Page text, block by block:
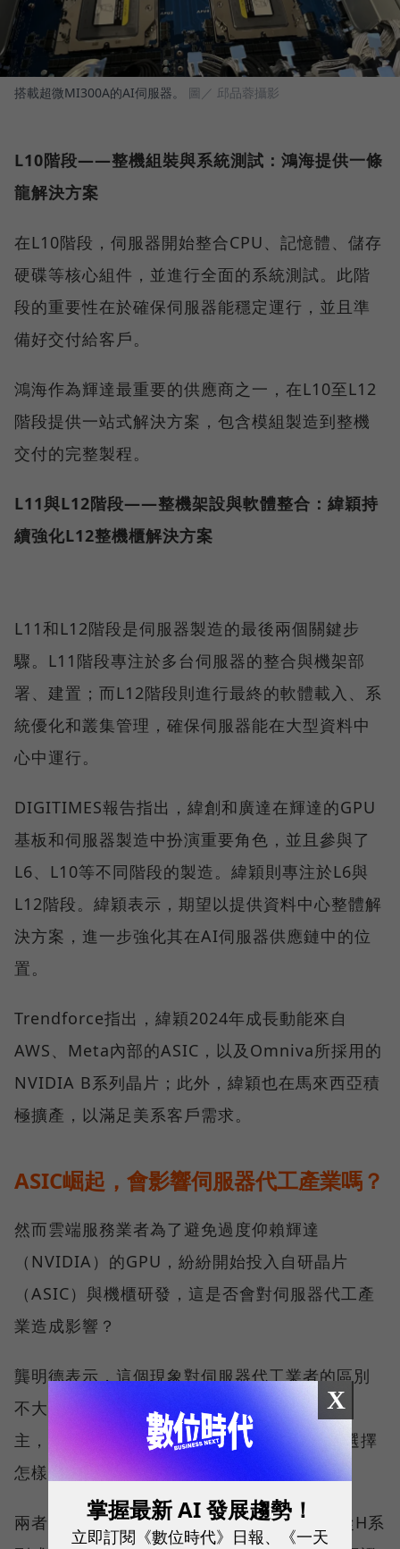
搭載超微MI300A的AI伺服器。 圖／ 邱品蓉攝影
L10階段——整機組裝與系統測試：鴻海提供一條
龍解決方案
在L10階段，伺服器開始整合CPU、記憶體、儲存
硬碟等核心組件，並進行全面的系統測試。此階
段的重要性在於確保伺服器能穩定運行，並且準
備好交付給客戶。
鴻海作為輝達最重要的供應商之一，在L10至L12
階段提供一站式解決方案，包含模組製造到整機
交付的完整製程。
L11與L12階段——整機架設與軟體整合：緯穎持
續強化L12整機櫃解決方案
L11和L12階段是伺服器製造的最後兩個關鍵步
驟。L11階段專注於多台伺服器的整合與機架部
署、建置；而L12階段則進行最終的軟體載入、系
統優化和叢集管理，確保伺服器能在大型資料中
心中運行。
DIGITIMES報告指出，緯創和廣達在輝達的GPU
基板和伺服器製造中扮演重要角色，並且參與了
L6、L10等不同階段的製造。緯穎則專注於L6與
L12階段。緯穎表示，期望以提供資料中心整體解
決方案，進一步強化其在AI伺服器供應鏈中的位
置。
Trendforce指出，緯穎2024年成長動能來自
AWS、Meta內部的ASIC，以及Omniva所採用的
NVIDIA B系列晶片；此外，緯穎也在馬來西亞積
極擴產，以滿足美系客戶需求。
ASIC崛起，會影響伺服器代工產業嗎？
然而雲端服務業者為了避免過度仰賴輝達
（NVIDIA）的GPU，紛紛開始投入自研晶片
（ASIC）與機櫃研發，這是否會對伺服器代工產
業造成影響？
龔明德表示，這個現象對伺服器代工業者的區別
不大，主要還是以提供雲端服務廠商的需求為
主，例如選擇GPU或ASIC的AI伺服器方案，選擇
怎樣的晶片不太會受限。
兩者主要差別在於GPU市場主導權是輝達，從H系
X
掌握最新 AI 發展趨勢！
立即訂閱《數位時代》日報、《一天